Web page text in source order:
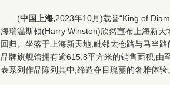
(中国 上海,2023年10月)载誉“King of
海瑞温斯顿(Harry Winston)欣然宣布上海新
回归。坐落于上海新天地,毗邻太仓路与马当
品牌旗舰馆拥有逾615.8平方米的销售面积,由
表系列作品陈列其中,缔造夺目瑰丽的奢雅体验